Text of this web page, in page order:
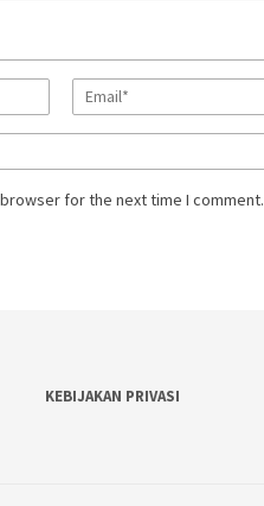
for the next time I comment.
KEBIJAKAN PRIVASI